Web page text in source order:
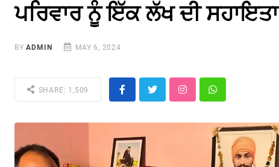
ਪਰਿਵਾਰ ਨੂੰ ਇੱਕ ਲੱਖ ਦੀ ਸਹਾਇਤਾ
BYADMIN MAY 6, 2024
SHARE: 1,509